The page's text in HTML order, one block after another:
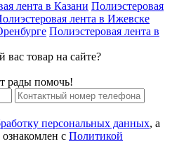
лента в Казани Полиэстеровая
лента в Ижевске
Полиэстеровая лента в
товар на сайте?
рады помочь!
персональных данных, а
с Политикой